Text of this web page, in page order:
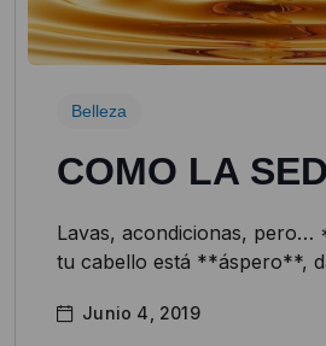
Belleza
COMO LA
Lavas, acondicionas,
tu cabello está **áspero**,
Junio 4, 2019